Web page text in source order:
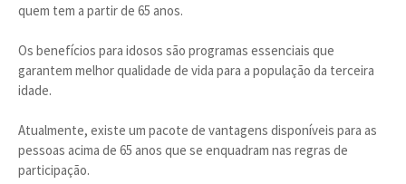
quem tem a partir de 65 anos.
Os benefícios para idosos são programas essenciais que
garantem melhor qualidade de vida para a população da terceira
idade.
Atualmente, existe um pacote de vantagens disponíveis para as
pessoas acima de 65 anos que se enquadram nas regras de
participação.